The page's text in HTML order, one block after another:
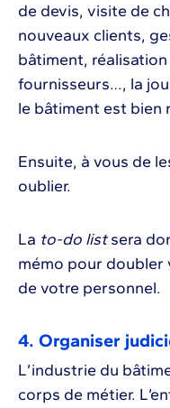
de devis, visite de
nouveaux clients,
bâtiment, réalisation
fournisseurs…, la
le bâtiment est bien
Ensuite, à vous de
oublier.
La to-do listsera
mémo pour doubler
de votre personnel.
4. Organiser
L’industrie du
corps de métier.